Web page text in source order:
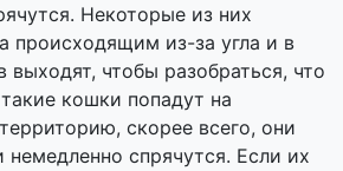
Некоторые из них
происходящим из-за угла и в
выходят, чтобы разобраться, что
кошки попадут на
скорее всего, они
немедленно спрячутся. Если их